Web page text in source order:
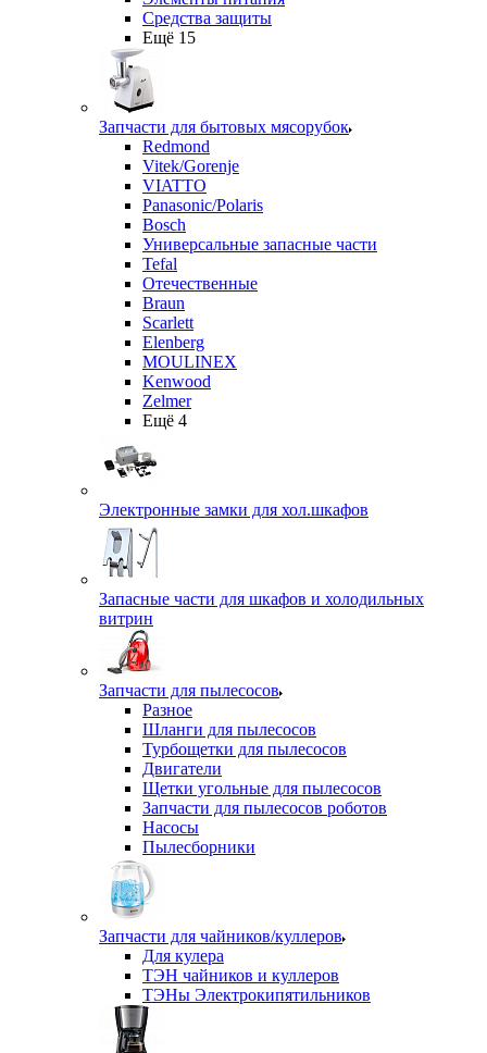
Средства защиты
Ещё 15
Запчасти для бытовых мясорубок
Redmond
Vitek/Gorenje
VIATTO
Panasonic/Polaris
Bosch
Универсальные запасные части
Tefal
Отечественные
Braun
Scarlett
Elenberg
MOULINEX
Kenwood
Zelmer
Ещё 4
Электронные замки для хол.шкафов
Запасные части для шкафов и холодильных
витрин
Запчасти для пылесосов
Разное
Шланги для пылесосов
Турбощетки для пылесосов
Двигатели
Щетки угольные для пылесосов
Запчасти для пылесосов роботов
Насосы
Пылесборники
Запчасти для чайников/куллеров
Для кулера
ТЭН чайников и куллеров
ТЭНы Электрокипятильников